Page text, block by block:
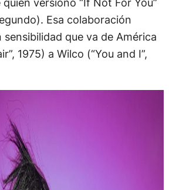
Esa colaboración
que va de América
1975) a Wilco (“You and I”,